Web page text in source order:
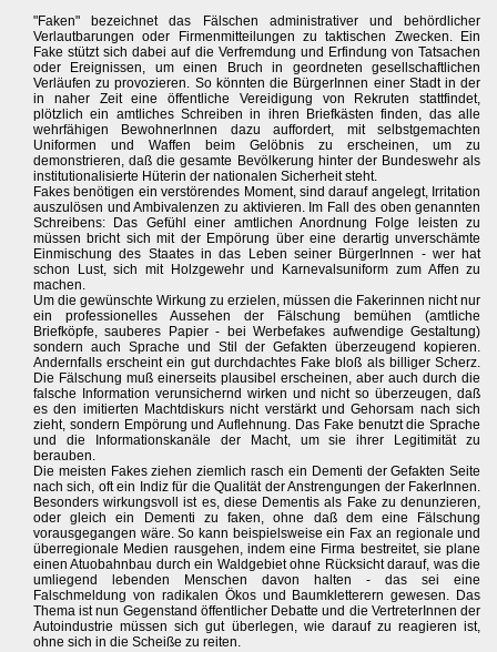
"Faken" bezeichnet das Fälschen administrativer und behördlicher
Verlautbarungen oder Firmenmitteilungen zu taktischen Zwecken. Ein
Fake stützt sich dabei auf die Verfremdung und Erfindung von Tatsachen
oder Ereignissen, um einen Bruch in geordneten gesellschaftlichen
Verläufen zu provozieren. So könnten die BürgerInnen einer Stadt in der
in naher Zeit eine öffentliche Vereidigung von Rekruten stattfindet,
plötzlich ein amtliches Schreiben in ihren Briefkästen finden, das alle
wehrfähigen BewohnerInnen dazu auffordert, mit selbstgemachten
Uniformen und Waffen beim Gelöbnis zu erscheinen, um zu
demonstrieren, daß die gesamte Bevölkerung hinter der Bundeswehr als
institutionalisierte Hüterin der nationalen Sicherheit steht.
Fakes benötigen ein verstörendes Moment, sind darauf angelegt, Irritation
auszulösen und Ambivalenzen zu aktivieren. Im Fall des oben genannten
Schreibens: Das Gefühl einer amtlichen Anordnung Folge leisten zu
müssen bricht sich mit der Empörung über eine derartig unverschämte
Einmischung des Staates in das Leben seiner BürgerInnen - wer hat
schon Lust, sich mit Holzgewehr und Karnevalsuniform zum Affen zu
machen.
Um die gewünschte Wirkung zu erzielen, müssen die Fakerinnen nicht nur
ein professionelles Aussehen der Fälschung bemühen (amtliche
Briefköpfe, sauberes Papier - bei Werbefakes aufwendige Gestaltung)
sondern auch Sprache und Stil der Gefakten überzeugend kopieren.
Andernfalls erscheint ein gut durchdachtes Fake bloß als billiger Scherz.
Die Fälschung muß einerseits plausibel erscheinen, aber auch durch die
falsche Information verunsichernd wirken und nicht so überzeugen, daß
es den imitierten Machtdiskurs nicht verstärkt und Gehorsam nach sich
zieht, sondern Empörung und Auflehnung. Das Fake benutzt die Sprache
und die Informationskanäle der Macht, um sie ihrer Legitimität zu
berauben.
Die meisten Fakes ziehen ziemlich rasch ein Dementi der Gefakten Seite
nach sich, oft ein Indiz für die Qualität der Anstrengungen der FakerInnen.
Besonders wirkungsvoll ist es, diese Dementis als Fake zu denunzieren,
oder gleich ein Dementi zu faken, ohne daß dem eine Fälschung
vorausgegangen wäre. So kann beispielsweise ein Fax an regionale und
überregionale Medien rausgehen, indem eine Firma bestreitet, sie plane
einen Atuobahnbau durch ein Waldgebiet ohne Rücksicht darauf, was die
umliegend lebenden Menschen davon halten - das sei eine
Falschmeldung von radikalen Ökos und Baumkletterern gewesen. Das
Thema ist nun Gegenstand öffentlicher Debatte und die VertreterInnen der
Autoindustrie müssen sich gut überlegen, wie darauf zu reagieren ist,
ohne sich in die Scheiße zu reiten.